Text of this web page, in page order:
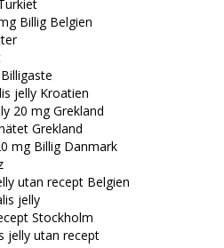
Billig Belgien
jelly Kroatien
20 mg Grekland
Grekland
mg Billig Danmark
utan recept Belgien
jelly
Stockholm
jelly utan recept